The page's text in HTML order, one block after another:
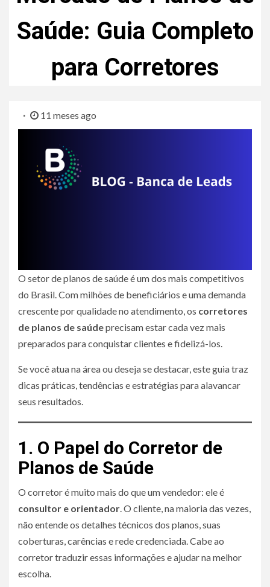
Saúde: Guia Completo
para Corretores
11 meses ago
O setor de planos de saúde é um dos mais competitivos
do Brasil. Com milhões de beneficiários e uma demanda
crescente por qualidade no atendimento, os corretores
de planos de saúdeprecisam estar cada vez mais
preparados para conquistar clientes e fidelizá-los.
Se você atua na área ou deseja se destacar, este guia traz
dicas práticas, tendências e estratégias para alavancar
seus resultados.
1. O Papel do Corretor de
Planos de Saúde
O corretor é muito mais do que um vendedor: ele é
consultor e orientador . O cliente, na maioria das vezes,
não entende os detalhes técnicos dos planos, suas
coberturas, carências e rede credenciada. Cabe ao
corretor traduzir essas informações e ajudar na melhor
escolha.